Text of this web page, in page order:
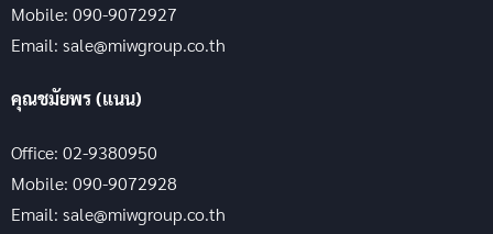
Mobile: 090-9072927
Email: sale@miwgroup.co.th
คุณชมัยพร (แนน)
Office: 02-9380950
Mobile: 090-9072928
Email: sale@miwgroup.co.th